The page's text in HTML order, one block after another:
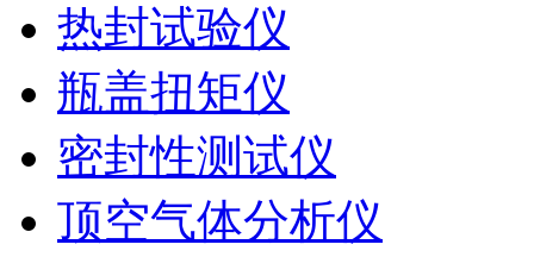
热封试验仪
瓶盖扭矩仪
密封性测试仪
顶空气体分析仪